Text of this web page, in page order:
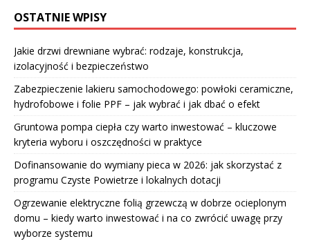
OSTATNIE WPISY
Jakie drzwi drewniane wybrać: rodzaje, konstrukcja,
izolacyjność i bezpieczeństwo
Zabezpieczenie lakieru samochodowego: powłoki ceramiczne,
hydrofobowe i folie PPF – jak wybrać i jak dbać o efekt
Gruntowa pompa ciepła czy warto inwestować – kluczowe
kryteria wyboru i oszczędności w praktyce
Dofinansowanie do wymiany pieca w 2026: jak skorzystać z
programu Czyste Powietrze i lokalnych dotacji
Ogrzewanie elektryczne folią grzewczą w dobrze ocieplonym
domu – kiedy warto inwestować i na co zwrócić uwagę przy
wyborze systemu